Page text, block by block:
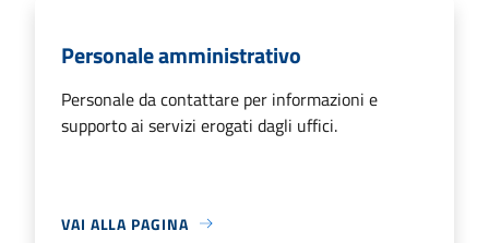
Personale amministrativo
Personale da contattare per informazioni e
supporto ai servizi erogati dagli uffici.
VAI ALLA PAGINA